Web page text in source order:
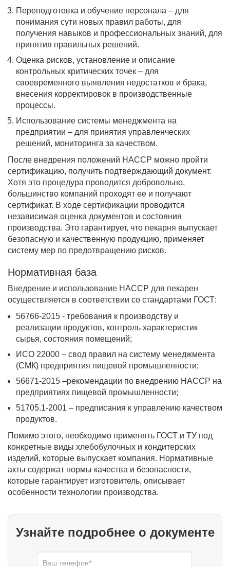
Переподготовка и обучение персонала – для
понимания сути новых правил работы, для
получения навыков и профессиональных знаний, для
принятия правильных решений.
Оценка рисков, установление и описание
контрольных критических точек – для
своевременного выявления недостатков и брака,
внесения корректировок в производственные
процессы.
Использование системы менеджмента на
предприятии – для принятия управленческих
решений, мониторинга за качеством.
После внедрения положений HACCP можно пройти
сертификацию, получить подтверждающий документ.
Хотя это процедура проводится добровольно,
большинство компаний проходят ее и получают
сертификат. В ходе сертификации проводится
независимая оценка документов и состояния
производства. Это гарантирует, что пекарня выпускает
безопасную и качественную продукцию, применяет
систему мер по предотвращению рисков.
Нормативная база
Внедрение и использование HACCP для пекарен
осуществляется в соответствии со стандартами ГОСТ:
56766-2015 - требования к производству и
реализации продуктов, контроль характеристик
сырья, состояния помещений;
ИСО 22000 – свод правил на систему менеджмента
(СМК) предприятия пищевой промышленности;
56671-2015 –рекомендации по внедрению HACCP на
предприятиях пищевой промышленности;
51705.1-2001 – предписания к управлению качеством
продуктов.
Помимо этого, необходимо применять ГОСТ и ТУ под
конкретные виды хлебобулочных и кондитерских
изделий, которые выпускает компания. Нормативные
акты содержат нормы качества и безопасности,
которые гарантирует изготовитель, описывает
особенности технологии производства.
Узнайте подробнее о документе